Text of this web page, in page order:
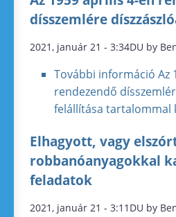
dísszemlére
2021, január 21 - 3:34DU by
További információ Az
rendezendő
felállítása tartalommal
Elhagyott, vagy
robbanóanyagokkal
feladatok
2021, január 21 - 3:11DU by